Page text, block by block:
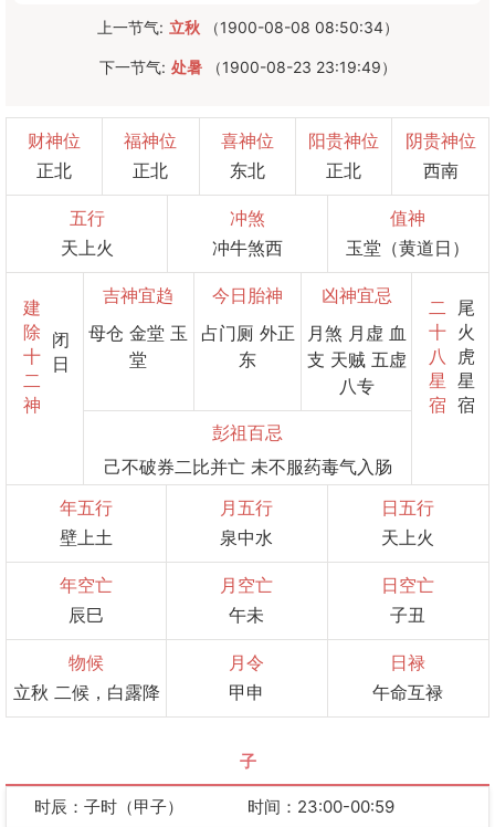
上一节气: 立秋 （1900-08-08 08:50:34）
下一节气: 处暑 （1900-08-23 23:19:49）
财神位
正北
福神位
正北
喜神位
东北
阳贵神位
正北
阴贵神位
西南
五行
天上火
冲煞
冲牛煞西
值神
玉堂（黄道日）
建
除
十
二
神
闭
日
吉神宜趋
母仓 金堂 玉
堂
今日胎神
占门厕 外正
东
凶神宜忌
月煞 月虚 血
支 天贼 五虚
八专
彭祖百忌
己不破券二比并亡 未不服药毒气入肠
二
十
八
星
宿
尾
火
虎
星
宿
年五行
壁上土
月五行
泉中水
日五行
天上火
年空亡
辰巳
月空亡
午未
日空亡
子丑
物候
立秋 二候，白露降
月令
甲申
日禄
午命互禄
子
时辰：子时（甲子）
时间：23:00-00:59